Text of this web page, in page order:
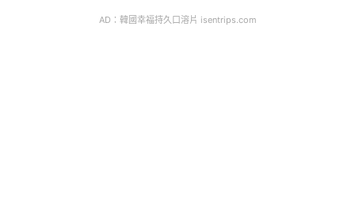
AD：韓國幸福持久口溶片 isentrips.com